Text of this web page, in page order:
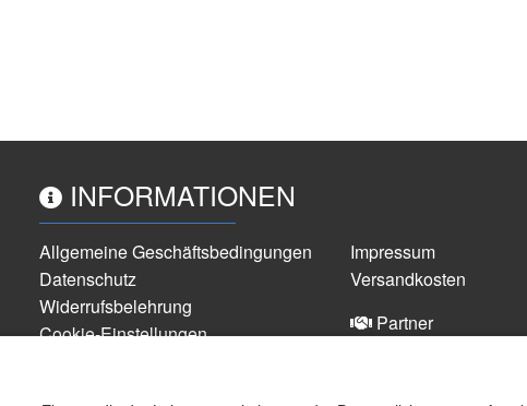
INFORMATIONEN
Allgemeine Geschäftsbedingungen
Datenschutz
Widerrufsbelehrung
Cookie-Einstellungen
Impressum
Versandkosten
Partner